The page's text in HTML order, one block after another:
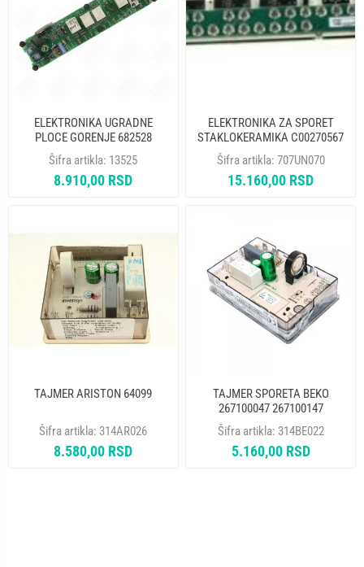
ELEKTRONIKA UGRADNE
PLOCE GORENJE 682528
805822 ORIGINAL
Šifra artikla: 13525
8.910,00 RSD
ELEKTRONIKA ZA SPORET
STAKLOKERAMIKA C00270567
NA
Šifra artikla: 707UN070
15.160,00 RSD
TAJMER ARISTON 64099
Šifra artikla: 314AR026
8.580,00 RSD
TAJMER SPORETA BEKO
267100047 267100147
ORIGINAL
Šifra artikla: 314BE022
5.160,00 RSD